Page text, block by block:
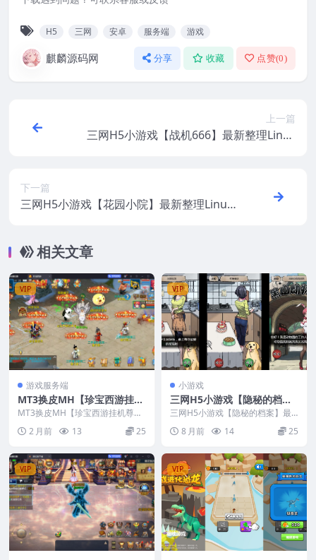
H5 三网 安卓 服务端 游戏
麒麟源码网 分享 收藏 点赞(0)
上一篇
三网H5小游戏【战机666】最新整理Linux
下一篇
三网H5小游戏【花园小院】最新整理Linux
相关文章
VIP
游戏服务端
MT3换皮MH【珍宝西游挂机
尊享版】最新整理CentOS手
工服务端+安卓苹果双端+GM
后台+源码+视频教程
MT3换皮MH【珍宝西游挂机尊享
版】最新整理CentOS手工服务端
+安卓苹果双端...
2 月前 13 25
VIP
小游戏
三网H5小游戏【隐秘的档
案】最新整理CentOS手工服
务端+安卓
三网H5小游戏【隐秘的档案】最
新整理CentOS手工服务端+安卓
8 月前 14 25
VIP VIP